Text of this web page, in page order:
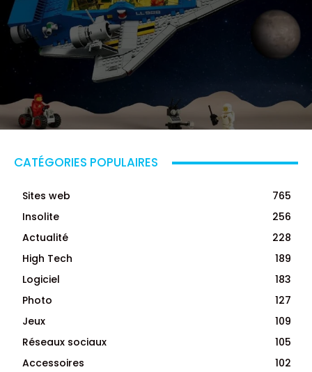
CATÉGORIES POPULAIRES
Sites web
765
Insolite
256
Actualité
228
High Tech
189
Logiciel
183
Photo
127
Jeux
109
Réseaux sociaux
105
Accessoires
102